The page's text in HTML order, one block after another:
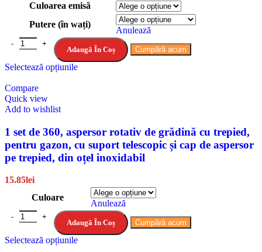
Culoarea emisă
Putere (în wați)
Anulează
Adaugă În Coș Cumpără acum
Selectează opțiunile
Compare
Quick view
Add to wishlist
1 set de 360, aspersor rotativ de grădină cu trepied,
pentru gazon, cu suport telescopic și cap de aspersor
pe trepied, din oțel inoxidabil
15.85lei
Culoare
Anulează
Adaugă În Coș Cumpără acum
Selectează opțiunile